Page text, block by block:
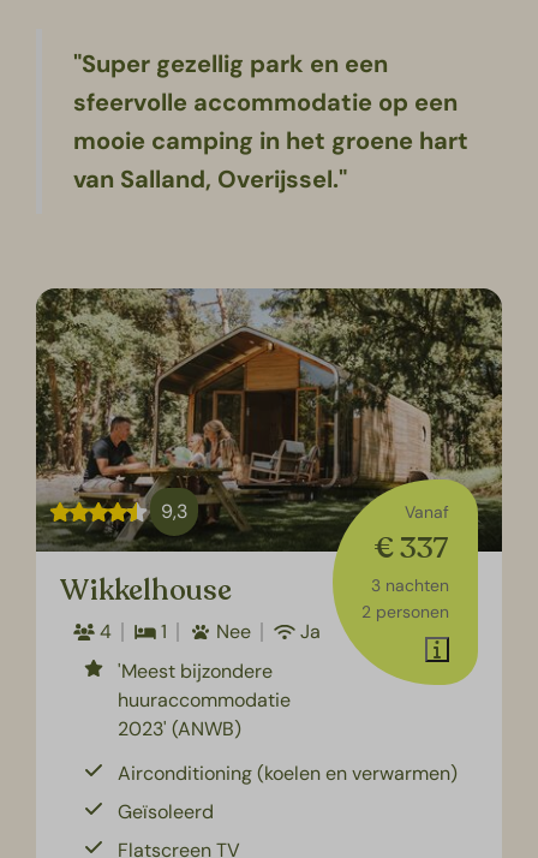
"Super gezellig park en een
sfeervolle accommodatie op een
mooie camping in het groene hart
van Salland, Overijssel."
9,3 Vanaf
€ 337
3 nachten
2 personen
Wikkelhouse
4 1 Nee
Ja
'Meest bijzondere
huuraccommodatie
2023' (ANWB)
Airconditioning (koelen en verwarmen)
Geïsoleerd
Flatscreen TV